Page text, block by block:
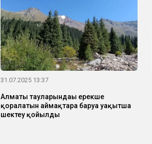
31.07.2025 13:37
Алматы тауларындағы ерекше
қорғалатын аймақтарға баруға уақытша
шектеу қойылды